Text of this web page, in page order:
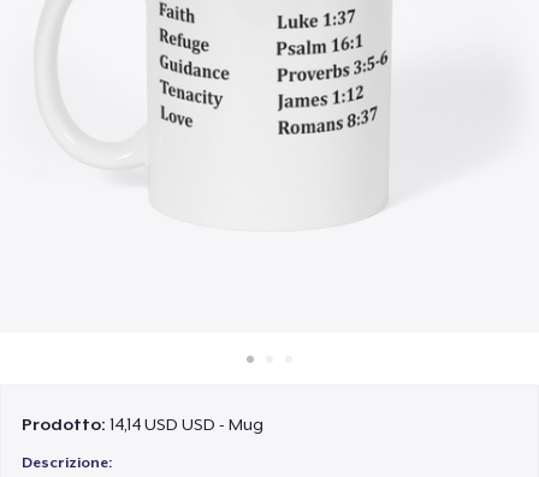
Vendi ovunque
Vendi qualsiasi cosa
Prodotto:14,14 USD USD - Mug
Descrizione: